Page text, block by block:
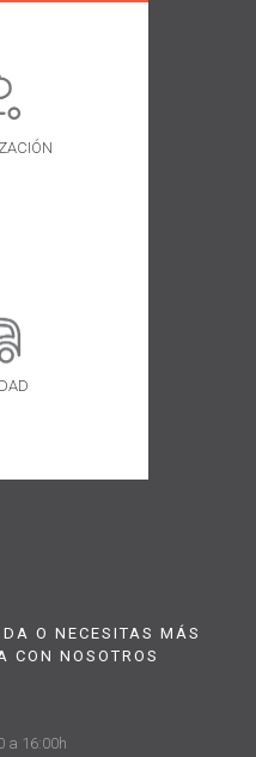
O NECESITAS MÁS
CON NOSOTROS
a 16:00h